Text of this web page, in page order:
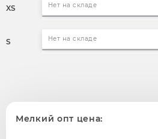
XS Нет на складе
S Нет на складе
Мелкий опт цена: